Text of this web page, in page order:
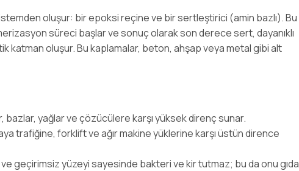
oluşur: bir epoksi reçine ve bir sertleştirici (amin bazlı). Bu
süreci başlar ve sonuç olarak son derece sert, dayanıklı
katman oluşur. Bu kaplamalar, beton, ahşap veya metal gibi alt
bazlar, yağlar ve çözücülere karşı yüksek direnç sunar.
trafiğine, forklift ve ağır makine yüklerine karşı üstün dirence
geçirimsiz yüzeyi sayesinde bakteri ve kir tutmaz; bu da onu gıda